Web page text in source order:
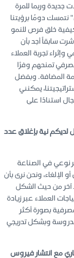
ومعادلات جديدة وربما للمرة
نتمسك دومًا برؤيتنا
كيفية خلق فرص للنمو
سابقاً أجد بأن
تجربة العملاء
تمنحهم وفرًا
المضافة. وبفضل
يمكنني
استنادًا على
لديكم نية بإغلاق عدد
نوعي في الصناعة
الإلغاء، ونحن نرى بأن
آخر من حيث الشكل
العملاء عبر زيادة
بصورة أكثر
وبشكل تدريجي
مع انتشار فيروس